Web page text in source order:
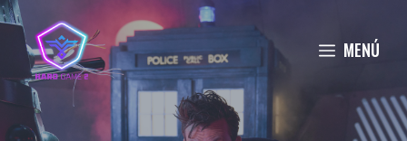
Saltar
contenido
MENÚ